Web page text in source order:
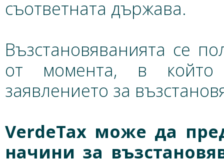
съответната държава.
Възстановяванията се
от момента, в който
заявлението за
VerdeTax може да
начини за